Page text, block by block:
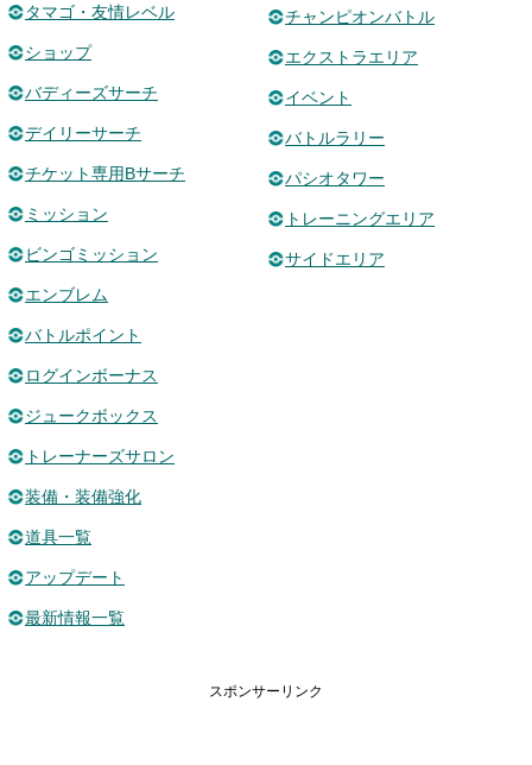
タマゴ・友情レベル
ショップ
バディーズサーチ
デイリーサーチ
チケット専用Bサーチ
ミッション
ビンゴミッション
エンブレム
バトルポイント
ログインボーナス
ジュークボックス
トレーナーズサロン
装備・装備強化
道具一覧
アップデート
最新情報一覧
チャンピオンバトル
エクストラエリア
イベント
バトルラリー
パシオタワー
トレーニングエリア
サイドエリア
スポンサーリンク